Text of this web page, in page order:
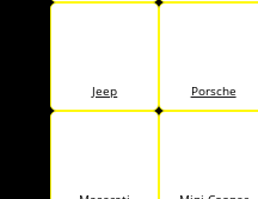
Jeep Porsche